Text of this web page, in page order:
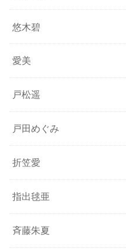
悠木碧
愛美
戸松遥
戸田めぐみ
折笠愛
指出毬亜
斉藤朱夏